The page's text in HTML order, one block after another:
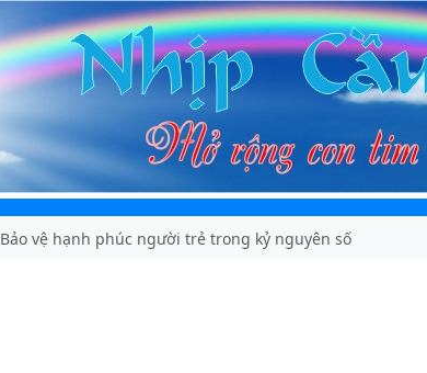
Bảo vệ hạnh phúc người trẻ trong kỷ nguyên số